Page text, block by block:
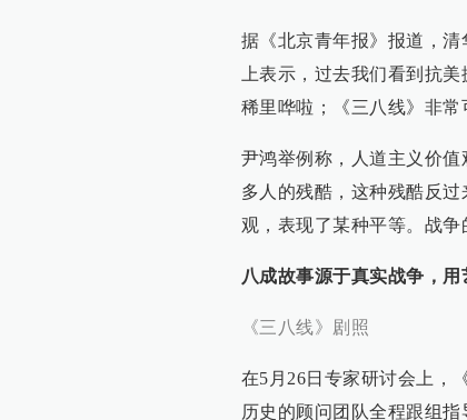
据《北京青年报》报道，
上表示，过去我们看到抗
稀里哗啦；《三八线》非常
尹鸿举例称，人道主义价
多人的残酷，这种残酷反
观，表现了某种平等。战争
八成故事源于真实战争，
《三八线》剧照
在5月26日专家研讨会上，
历史的顾问团队全程跟组